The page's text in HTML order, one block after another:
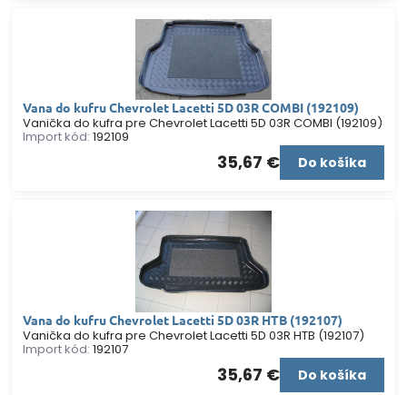
Vana do kufru Chevrolet Lacetti 5D 03R COMBI (192109)
Vanička do kufra pre Chevrolet Lacetti 5D 03R COMBI (192109)
Import kód: 192109
35,67 € Do košíka
Vana do kufru Chevrolet Lacetti 5D 03R HTB (192107)
Vanička do kufra pre Chevrolet Lacetti 5D 03R HTB (192107)
Import kód: 192107
35,67 € Do košíka